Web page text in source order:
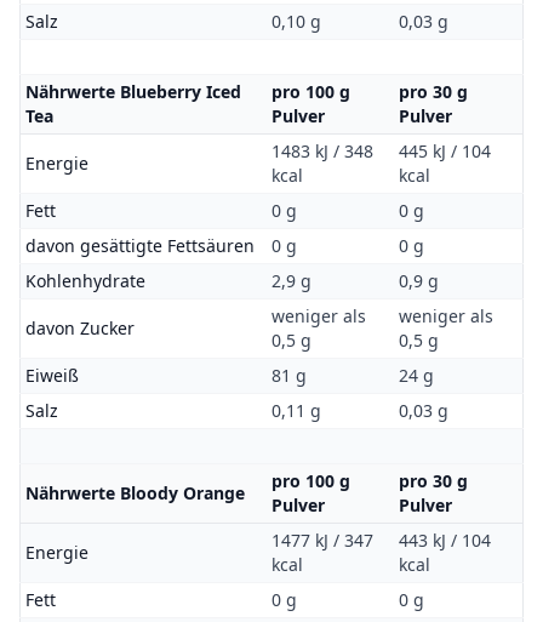
Salz
0,10 g 0,03 g
Nährwerte Blueberry Iced
Tea
pro 100 g
Pulver
pro 30 g
Pulver
Energie
1483 kJ / 348
kcal
445 kJ / 104
kcal
Fett
0 g
0 g
davon gesättigte Fettsäuren
0 g
0 g
Kohlenhydrate
2,9 g 0,9 g
davon Zucker
weniger als
0,5 g
weniger als
0,5 g
Eiweiß
81 g
24 g
Salz
0,11 g 0,03 g
Nährwerte Bloody Orange
pro 100 g
Pulver
pro 30 g
Pulver
Energie
1477 kJ / 347
kcal
443 kJ / 104
kcal
Fett
0 g
0 g